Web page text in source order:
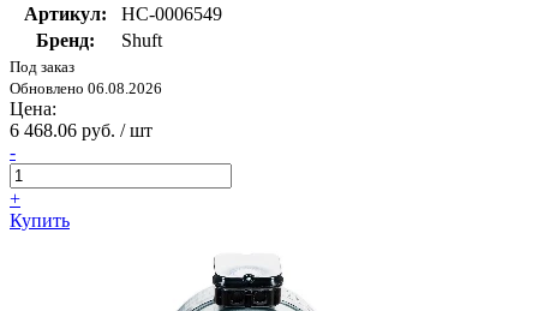
Артикул:
НС-0006549
Бренд:
Shuft
Под заказ
Обновлено 06.08.2026
Цена:
6 468.06 руб. / шт
-
+
Купить